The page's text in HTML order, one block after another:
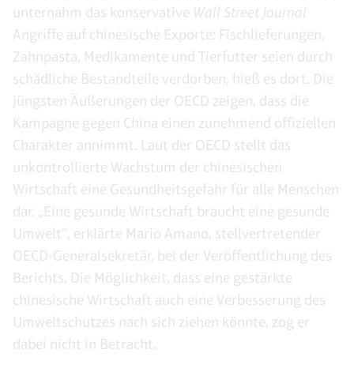
unternahm das konservative Wall Street Journal
Angriffe auf chinesische Exporte: Fischlieferungen,
Zahnpasta, Medikamente und Tierfutter seien durch
schädliche Bestandteile verdorben, hieß es dort. Die
jüngsten Äußerungen der OECD zeigen, dass die
Kampagne gegen China einen zunehmend offiziellen
Charakter annimmt. Laut der OECD stellt das
unkontrollierte Wachstum der chinesischen
Wirtschaft eine Gesundheitsgefahr für alle Menschen
dar. „Eine gesunde Wirtschaft braucht eine gesunde
Umwelt“, erklärte Mario Amano, stellvertretender
OECD-Generalsekretär, bei der Veröffentlichung des
Berichts. Die Möglichkeit, dass eine gestärkte
chinesische Wirtschaft auch eine Verbesserung des
Umweltschutzes nach sich ziehen könnte, zog er
dabei nicht in Betracht.